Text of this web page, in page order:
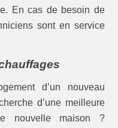
En cas de besoin de
sont en service
d’un nouveau
d’une meilleure
nouvelle maison ?